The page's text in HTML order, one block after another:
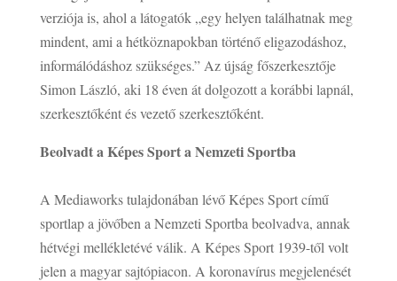
verziója is, ahol a látogatók „egy helyen találhatnak meg
mindent, ami a hétköznapokban történő eligazodáshoz,
informálódáshoz szükséges.” Az újság főszerkesztője
Simon László, aki 18 éven át dolgozott a korábbi lapnál,
szerkesztőként és vezető szerkesztőként.
Beolvadt a Képes Sport a Nemzeti Sportba
A Mediaworks tulajdonában lévő Képes Sport című
sportlap a jövőben a Nemzeti Sportba beolvadva, annak
hétvégi mellékletévé válik. A Képes Sport 1939-től volt
jelen a magyar sajtópiacon. A koronavírus megjelenését